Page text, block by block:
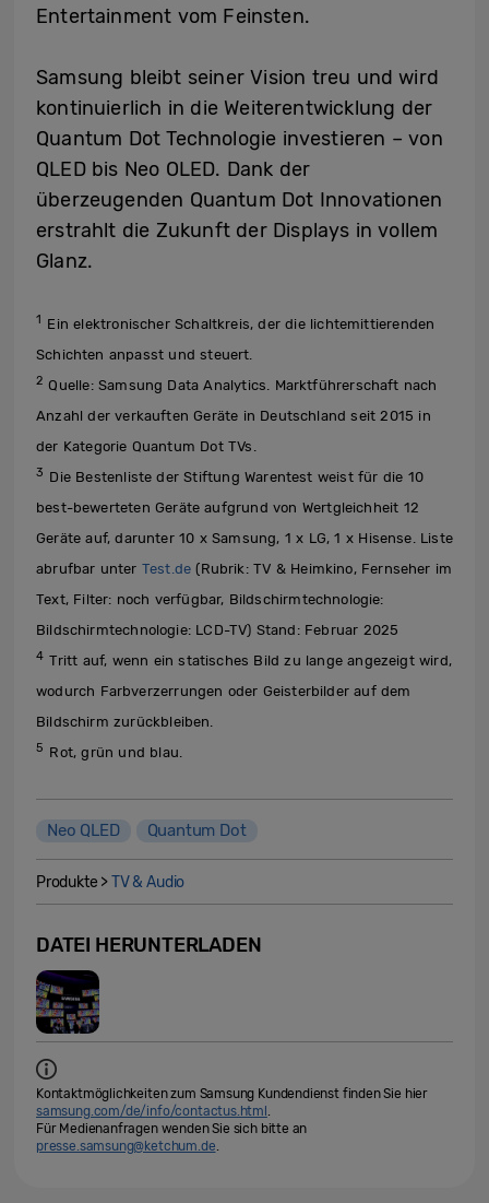
Entertainment vom Feinsten.
Samsung bleibt seiner Vision treu und wird
kontinuierlich in die Weiterentwicklung der
Quantum Dot Technologie investieren – von
QLED bis Neo OLED. Dank der
überzeugenden Quantum Dot Innovationen
erstrahlt die Zukunft der Displays in vollem
Glanz.
1 Ein elektronischer Schaltkreis, der die lichtemittierenden
Schichten anpasst und steuert.
2 Quelle: Samsung Data Analytics. Marktführerschaft nach
Anzahl der verkauften Geräte in Deutschland seit 2015 in
der Kategorie Quantum Dot TVs.
3 Die Bestenliste der Stiftung Warentest weist für die 10
best-bewerteten Geräte aufgrund von Wertgleichheit 12
Geräte auf, darunter 10 x Samsung, 1 x LG, 1 x Hisense. Liste
abrufbar unter Test.de (Rubrik: TV & Heimkino, Fernseher im
Text, Filter: noch verfügbar, Bildschirmtechnologie:
Bildschirmtechnologie: LCD-TV) Stand: Februar 2025
4 Tritt auf, wenn ein statisches Bild zu lange angezeigt wird,
wodurch Farbverzerrungen oder Geisterbilder auf dem
Bildschirm zurückbleiben.
5 Rot, grün und blau.
Neo QLED Quantum Dot
Produkte >TV & Audio
DATEI HERUNTERLADEN
Kontaktmöglichkeiten zum Samsung Kundendienst finden Sie hier
samsung.com/de/info/contactus.html .
Für Medienanfragen wenden Sie sich bitte an
presse.samsung@ketchum.de.